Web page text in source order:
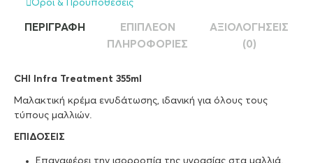
Όροι & Προϋποθέσεις
ΠΕΡΙΓΡΑΦΉ
ΕΠΙΠΛΈΟΝ
ΠΛΗΡΟΦΟΡΊΕΣ
ΑΞΙΟΛΟΓΉΣΕΙΣ
(0)
CHI Infra Treatment 355ml
Μαλακτική κρέμα ενυδάτωσης, ιδανική για όλους τους
τύπους μαλλιών.
ΕΠΙΔΟΣΕΙΣ
Επαναφέρει την ισορροπία της υγρασίας στα μαλλιά.